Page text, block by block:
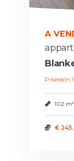
A
Poseidon
102 m²
€